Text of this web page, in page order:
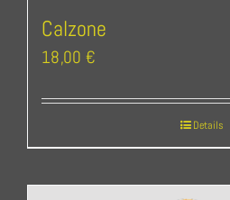
Calzone
18,00 €
Details